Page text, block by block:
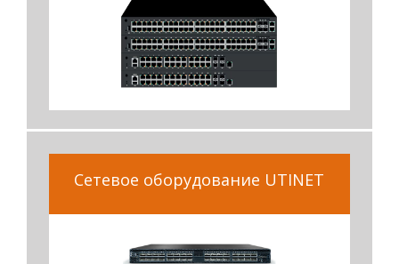
Сетевое оборудование UTINET